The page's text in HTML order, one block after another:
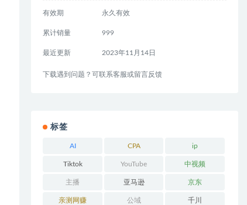
有效期 永久有效
累计销量 999
最近更新 2023年11月14日
下载遇到问题？可联系客服或留言反馈
标签
AI CPA ip
Tiktok YouTube 中视频
主播 亚马逊 京东
亲测网赚 公域 千川